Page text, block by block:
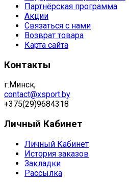
Партнёрская программа
Акции
Связаться с нами
Возврат товара
Карта сайта
Контакты
г.Минск,
contact@xsport.by
+375(29)9684318
Личный Кабинет
Личный Кабинет
История заказов
Закладки
Рассылка